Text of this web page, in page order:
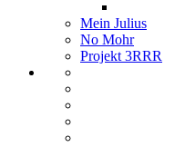
Mein Julius
No Mohr
Projekt 3RRR